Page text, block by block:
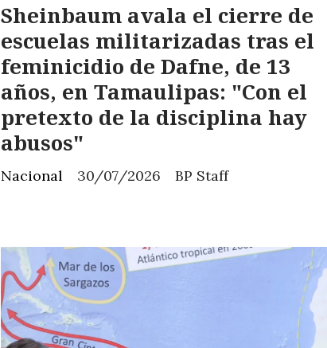
Sheinbaum avala el cierre de
escuelas militarizadas tras el
feminicidio de Dafne, de 13
años, en Tamaulipas: "Con el
pretexto de la disciplina hay
abusos"
BP Staff
Nacional 30/07/2026